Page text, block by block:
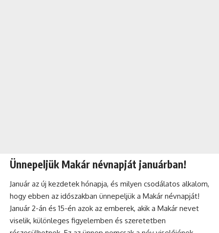
Ünnepeljük Makár névnapját januárban!
Január az új kezdetek hónapja, és milyen csodálatos alkalom,
hogy ebben az időszakban ünnepeljük a Makár névnapját!
Január 2-án és 15-én azok az emberek, akik a Makár nevet
viselik, különleges figyelemben és szeretetben